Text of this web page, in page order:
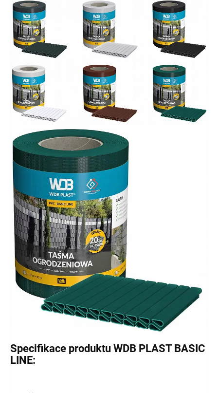
Specifikace produktu WDB PLAST BASIC
LINE: